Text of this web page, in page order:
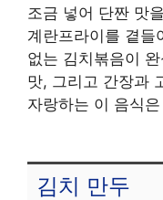
조금 넣어 단짠 맛
계란프라이를 곁들
없는 김치볶음이
맛, 그리고 간장과
자랑하는 이 음식
김치 만두